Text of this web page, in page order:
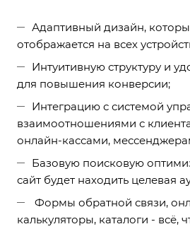
Адаптивный дизайн,
отображается на всех
Интуитивную структуру и
для повышения конверсии;
Интеграцию с системой
взаимоотношениями с
онлайн-кассами,
Базовую поисковую
сайт будет находить целевая
Формы обратной связи,
калькуляторы, каталоги - всё,